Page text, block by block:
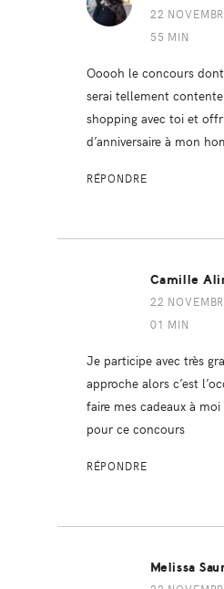
22
55 MIN
Ooooh le concours dont
serai tellement
shopping avec toi et
d’anniversaire à mon
RÉPONDRE
Camille
22
01 MIN
Je participe avec très
approche alors c’est
faire mes cadeaux à
pour ce concours
RÉPONDRE
Melissa